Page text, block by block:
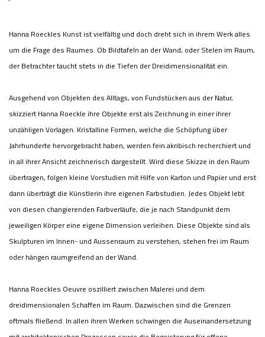
Hanna Roeckles Kunst ist vielfältig und doch dreht sich in ihrem Werk alles
um die Frage des Raumes. Ob Bildtafeln an der Wand, oder Stelen im Raum,
der Betrachter taucht stets in die Tiefen der Dreidimensionalität ein.
Ausgehend von Objekten des Alltags, von Fundstücken aus der Natur,
skizziert Hanna Roeckle ihre Objekte erst als Zeichnung in einer ihrer
unzähligen Vorlagen. Kristalline Formen, welche die Schöpfung über
Jahrhunderte hervorgebracht haben, werden fein akribisch recherchiert und
in all ihrer Ansicht zeichnerisch dargestellt. Wird diese Skizze in den Raum
übertragen, folgen kleine Vorstudien mit Hilfe von Karton und Papier und erst
dann überträgt die Künstlerin ihre eigenen Farbstudien. Jedes Objekt lebt
von diesen changierenden Farbverläufe, die je nach Standpunkt dem
jeweiligen Körper eine eigene Dimension verleihen. Diese Objekte sind als
Skulpturen im Innen- und Aussenraum zu verstehen, stehen frei im Raum
oder hängen raumgreifend an der Wand.
Hanna Roeckles Oeuvre oszilliert zwischen Malerei und dem
dreidimensionalen Schaffen im Raum. Dazwischen sind die Grenzen
oftmals fließend. In allen ihren Werken schwingen die Auseinandersetzung